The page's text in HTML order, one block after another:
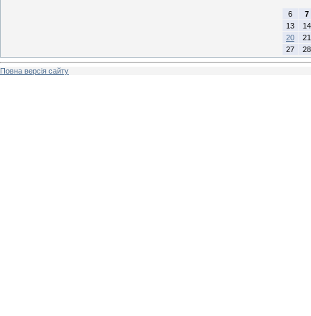
6
7
13
14
20
21
27
28
Повна версія сайту